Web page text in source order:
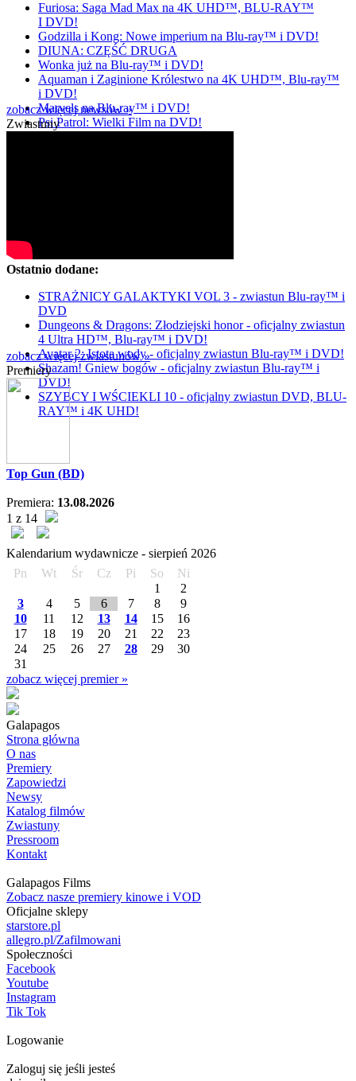
Furiosa: Saga Mad Max na 4K UHD™, BLU-RAY™
I DVD!
Godzilla i Kong: Nowe imperium na Blu-ray™ i DVD!
DIUNA: CZĘŚĆ DRUGA
Wonka już na Blu-ray™ i DVD!
Aquaman i Zaginione Królestwo na 4K UHD™, Blu-ray™
i DVD!
Marvels na Blu-ray™ i DVD!
Psi Patrol: Wielki Film na DVD!
zobacz więcej newsów »
Zwiastuny
Ostatnio dodane:
STRAŻNICY GALAKTYKI VOL 3 - zwiastun Blu-ray™ i
DVD
Dungeons & Dragons: Złodziejski honor - oficjalny zwiastun
4 Ultra HD™, Blu-ray™ i DVD!
Avatar 2: Istota wody - oficjalny zwiastun Blu-ray™ i DVD!
Shazam! Gniew bogów - oficjalny zwiastun Blu-ray™ i
DVD!
SZYBCY I WŚCIEKLI 10 - oficjalny zwiastun DVD, BLU-
RAY™ i 4K UHD!
zobacz więcej zwiastunów »
Premiery
Top Gun (BD)
Premiera: 13.08.2026
1 z 14
Kalendarium wydawnicze - sierpień 2026
Pn
Wt Śr Cz Pi So
Ni
1
2
3
4 5 6 7 8
9
10
11 12 13 14 15
16
17
18 19 20 21 22
23
24
25 26 27 28 29
30
31
zobacz więcej premier »
Galapagos
Strona główna
O nas
Premiery
Zapowiedzi
Newsy
Katalog filmów
Zwiastuny
Pressroom
Kontakt
Galapagos Films
Zobacz nasze premiery kinowe i VOD
Oficjalne sklepy
starstore.pl
allegro.pl/Zafilmowani
Społeczności
Facebook
Youtube
Instagram
Tik Tok
Logowanie
Zaloguj się jeśli jesteś